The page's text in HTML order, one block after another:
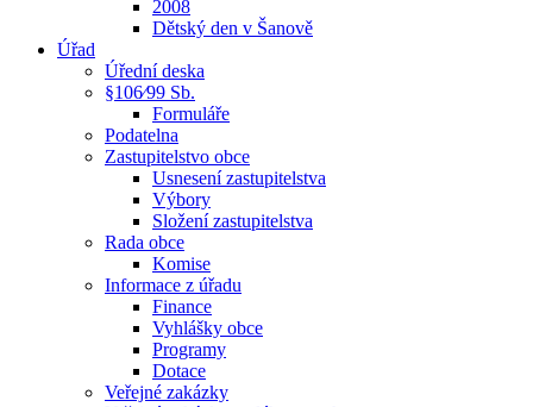
2008
Dětský den v Šanově
Úřad
Úřední deska
§106⁄99 Sb.
Formuláře
Podatelna
Zastupitelstvo obce
Usnesení zastupitelstva
Výbory
Složení zastupitelstva
Rada obce
Komise
Informace z úřadu
Finance
Vyhlášky obce
Programy
Dotace
Veřejné zakázky